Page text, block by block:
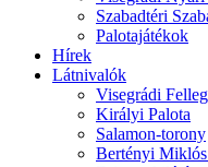
Szabadtéri
Palotajátékok
Hírek
Látnivalók
Visegrádi
Királyi Palota
Salamon-torony
Bertényi